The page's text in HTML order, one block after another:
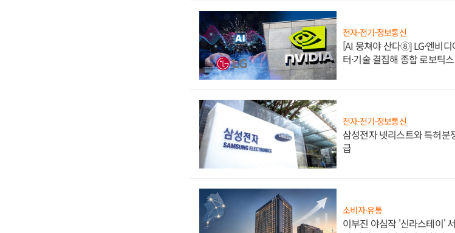
전자·전기·정보통신
[AI 뭉쳐야 산다⑧] LG·엔비
터·기술 결집해 종합 로보틱
전자·전기·정보통신
삼성전자 넷리스트와 특허분
급
소비자·유통
이부진 야심작 '신라스테이'